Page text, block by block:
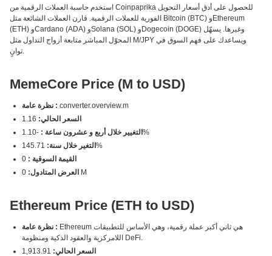
استخدم حاسبة العملات الرقمية من Coinpaprika للحصول على أدق أسعار التحويل
الفورية للعملات الرقمية. قارن العملات الشائعة مثل Bitcoin (BTC) وEthereum
(ETH) وCardano (ADA) وSolana (SOL) وDogecoin (DOGE) وغيرها. يسهّل
المحوّل المباشر متابعة أزواج التداول مثل M/JPY ويساعدك على فهم السوق في
ثوانٍ.
MemeCore Price (M to USD)
نظرة عامة : converter.overview.m
السعر الحالي:
التغيير خلال أربع و عشرون ساعة : -1.10%
التغير خلال سنة: 145.71%
القيمة السوقية :
العرض المتادول:
0 M
Ethereum Price (ETH to USD)
نظرة عامة : Ethereum هي ثاني أكبر عملة رقمية، وهي الأساس للتطبيقات
اللامركزية والعقود الذكية ومنظومة DeFi.
السعر الحالي: